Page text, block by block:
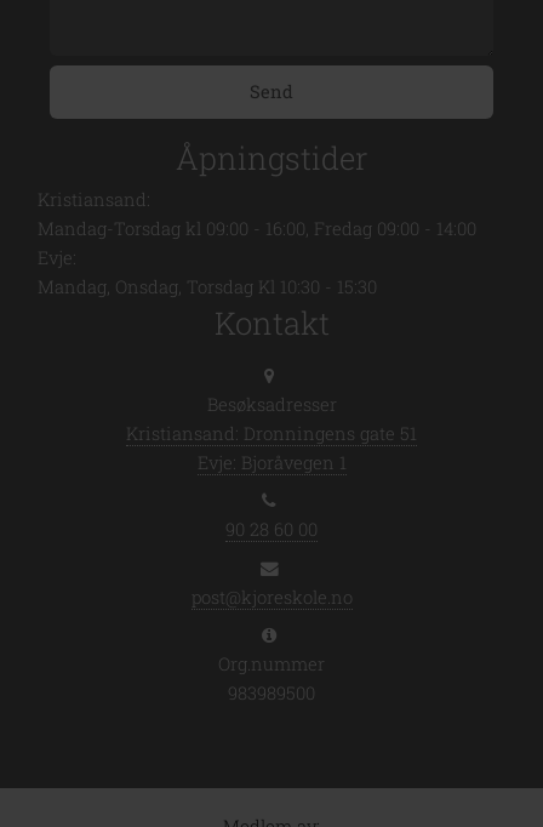
Åpningstider
Kristiansand:
Mandag-Torsdag kl 09:00 - 16:00, Fredag 09:00 - 14:00
Evje:
Mandag, Onsdag, Torsdag Kl 10:30 - 15:30
Kontakt
Besøksadresser
Kristiansand: Dronningens gate 51
Evje: Bjoråvegen 1
90 28 60 00
post@kjoreskole.no
Org.nummer
983989500